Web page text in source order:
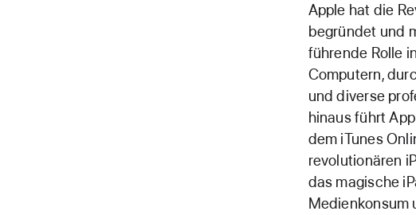
Apple hat die
begründet und
führende Rolle
Computern,
und diverse
hinaus führt
dem iTunes
revolutionären
das magische
Medienkonsum